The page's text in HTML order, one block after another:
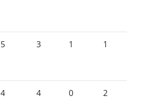
5 3 1 1
4 4 0 2